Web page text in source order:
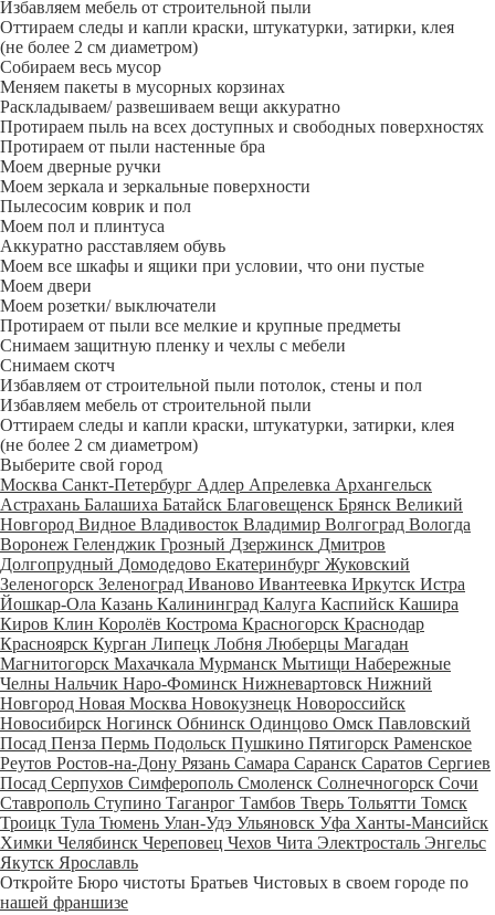
Избавляем мебель от строительной пыли
Оттираем следы и капли краски, штукатурки, затирки, клея
(не более 2 см диаметром)
Собираем весь мусор
Меняем пакеты в мусорных корзинах
Раскладываем/ развешиваем вещи аккуратно
Протираем пыль на всех доступных и свободных поверхностях
Протираем от пыли настенные бра
Моем дверные ручки
Моем зеркала и зеркальные поверхности
Пылесосим коврик и пол
Моем пол и плинтуса
Аккуратно расставляем обувь
Моем все шкафы и ящики при условии, что они пустые
Моем двери
Моем розетки/ выключатели
Протираем от пыли все мелкие и крупные предметы
Снимаем защитную пленку и чехлы с мебели
Снимаем скотч
Избавляем от строительной пыли потолок, стены и пол
Избавляем мебель от строительной пыли
Оттираем следы и капли краски, штукатурки, затирки, клея
(не более 2 см диаметром)
Выберите свой город
Москва Санкт-Петербург Адлер Апрелевка Архангельск
Астрахань Балашиха Батайск Благовещенск Брянск Великий
Новгород Видное Владивосток Владимир Волгоград Вологда
Воронеж Геленджик Грозный Дзержинск Дмитров
Долгопрудный Домодедово Екатеринбург Жуковский
Зеленогорск Зеленоград Иваново Ивантеевка Иркутск Истра
Йошкар-Ола Казань Калининград Калуга Каспийск Кашира
Киров Клин Королёв Кострома Красногорск Краснодар
Красноярск Курган Липецк Лобня Люберцы Магадан
Магнитогорск Махачкала Мурманск Мытищи Набережные
Челны Нальчик Наро-Фоминск Нижневартовск Нижний
Новгород Новая Москва Новокузнецк Новороссийск
Новосибирск Ногинск Обнинск Одинцово Омск Павловский
Посад Пенза Пермь Подольск Пушкино Пятигорск Раменское
Реутов Ростов-на-Дону Рязань Самара Саранск Саратов Сергиев
Посад Серпухов Симферополь Смоленск Солнечногорск Сочи
Ставрополь Ступино Таганрог Тамбов Тверь Тольятти Томск
Троицк Тула Тюмень Улан-Удэ Ульяновск Уфа Ханты-Мансийск
Химки Челябинск Череповец Чехов Чита Электросталь Энгельс
Якутск Ярославль
Откройте Бюро чистоты Братьев Чистовых в своем городе по
нашей франшизе